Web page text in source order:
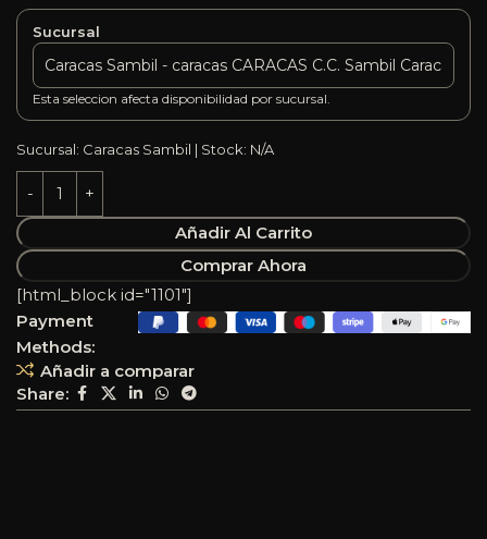
Sucursal
Esta seleccion afecta disponibilidad por sucursal.
Sucursal: Caracas Sambil | Stock: N/A
Añadir Al Carrito
Comprar Ahora
Añadir a comparar
Share:
[html_block id="1101"]
Payment
Methods: